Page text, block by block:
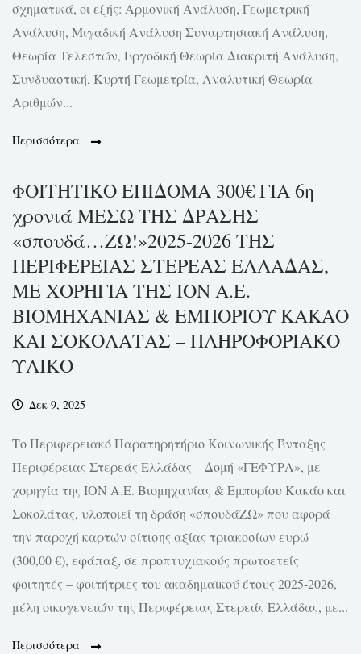
σχηματικά, οι εξής: Αρμονική Ανάλυση, Γεωμετρική
Ανάλυση, Μιγαδική Ανάλυση Συναρτησιακή Ανάλυση,
Θεωρία Τελεστών, Εργοδική Θεωρία Διακριτή Ανάλυση,
Συνδυαστική, Κυρτή Γεωμετρία, Αναλυτική Θεωρία
Αριθμών...
Περισσότερα
ΦΟΙΤΗΤΙΚΟ ΕΠΙΔΟΜΑ 300€ ΓΙΑ 6η
χρονιά ΜΕΣΩ ΤΗΣ ΔΡΑΣΗΣ
«σπουδά…ΖΩ!»2025-2026 ΤΗΣ
ΠΕΡΙΦΕΡΕΙΑΣ ΣΤΕΡΕΑΣ ΕΛΛΑΔΑΣ,
ΜΕ ΧΟΡΗΓΙΑ ΤΗΣ ΙΟΝ Α.Ε.
ΒΙΟΜΗΧΑΝΙΑΣ & ΕΜΠΟΡΙΟΥ ΚΑΚΑΟ
ΚΑΙ ΣΟΚΟΛΑΤΑΣ – ΠΛΗΡΟΦΟΡΙΑΚΟ
ΥΛΙΚΟ
Δεκ 9, 2025
Το Περιφερειακό Παρατηρητήριο Κοινωνικής Ένταξης
Περιφέρειας Στερεάς Ελλάδας – Δομή «ΓΕΦΥΡΑ», με
χορηγία της ΙΟΝ Α.Ε. Βιομηχανίας & Εμπορίου Κακάο και
Σοκολάτας, υλοποιεί τη δράση «σπουδάΖΩ» που αφορά
την παροχή καρτών σίτισης αξίας τριακοσίων ευρώ
(300,00 €), εφάπαξ, σε προπτυχιακούς πρωτοετείς
φοιτητές – φοιτήτριες του ακαδημαϊκού έτους 2025-2026,
μέλη οικογενειών της Περιφέρειας Στερεάς Ελλάδας, με...
Περισσότερα